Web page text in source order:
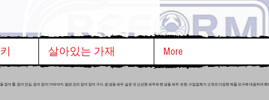
살아있는 가재 More
어 통, 장어 안심, 장어 장어/가바야키, 일반 요리 장어 장어 구이, 생 냉동 새우, 삶은 것 신선한 새우와 찐 냉동 새우. 또한, 수입업체가 고객의 다양한 제품 요구에 대응하여